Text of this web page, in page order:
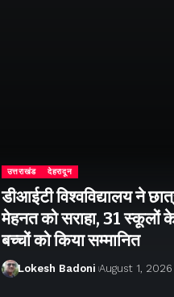
उत्तराखंड देहरादून
डीआईटी विश्वविद्यालय ने
मेहनत को सराहा, 31 स्कूलों के
बच्चों को किया सम्मानित
Lokesh Badoni August 1, 2026